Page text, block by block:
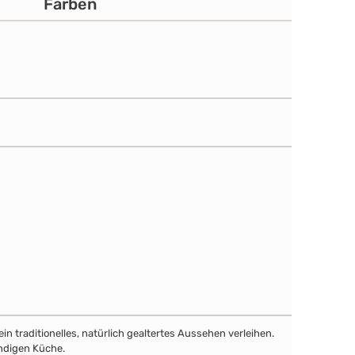
Farben
traditionelles, natürlich gealtertes Aussehen verleihen.
Küche.